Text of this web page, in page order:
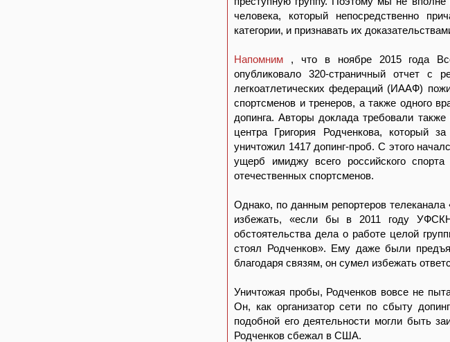
человека, который непосредственно
категории, и признавать их
Напомним , что в ноябре 2015 года
опубликовало 320-страничный отчет с
легкоатлетических федераций (ИААФ)
спортсменов и тренеров, а также одного
допинга. Авторы доклада требовали также
центра Григория Родченкова, который
уничтожил 1417 допинг-проб. С этого
ущерб имиджу всего российского
отечественных спортсменов.
Однако, по данным репортеров
избежать, «если бы в 2011 году
обстоятельства дела о работе целой
стоял Родченков». Ему даже были
благодаря связям, он сумел избежать
Уничтожая пробы, Родченков вовсе не
Он, как организатор сети по сбыту
подобной его деятельности могли быть
Родченков сбежал в США.